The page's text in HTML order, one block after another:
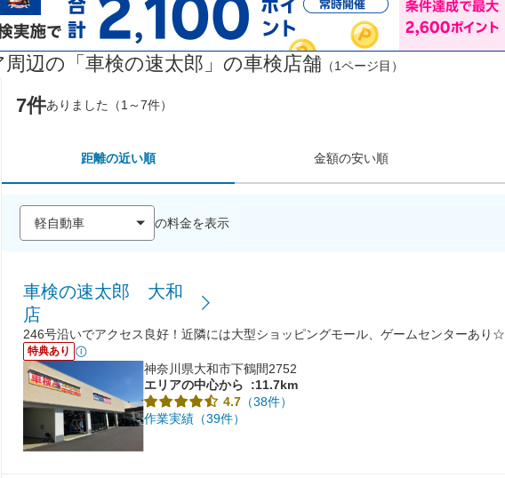
辺の「車検の速太郎」の車検店舗 （1ページ目）
7件ありました（1～7件）
距離の近い順 金額の安い順
の料金を表示
車検の速太郎 大和
店
246号沿いでアクセス良好！近隣には大型ショッピングモール、ゲームセンターあり☆
特典あり
神奈川県大和市下鶴間2752
エリアの中心から
:11.7km
4.7 （38件）
作業実績（39件）